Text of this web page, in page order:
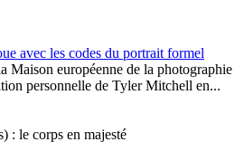
avec les codes du portrait formel
Maison européenne de la photographie
personnelle de Tyler Mitchell en...